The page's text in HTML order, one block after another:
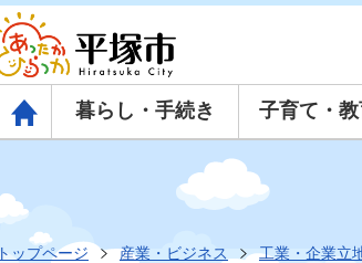
トップページ
暮らし・手続き 子育て・
トップページ 産業・ビジネス 工業・企業立